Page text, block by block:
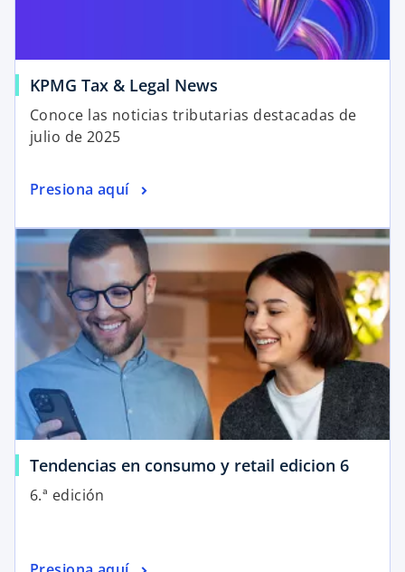
KPMG Tax & Legal News
Conoce las noticias tributarias destacadas de
julio de 2025
Presiona aquí
Tendencias en consumo y retail edicion 6
6.ª edición